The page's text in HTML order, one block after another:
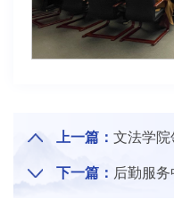
上一篇： 文法学院领导
下一篇： 后勤服务